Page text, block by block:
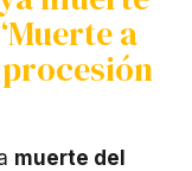
a
muerte del